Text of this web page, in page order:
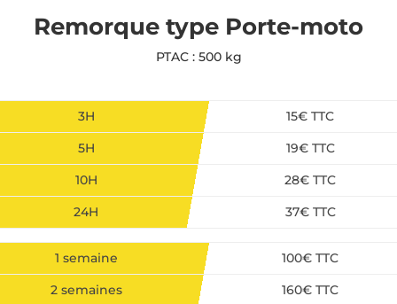
Remorque type Porte-moto
PTAC : 500 kg
3H
15€ TTC
5H
19€ TTC
10H
28€ TTC
24H
37€ TTC
1 semaine
100€ TTC
2 semaines
160€ TTC